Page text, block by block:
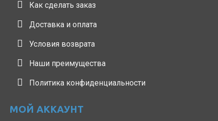
Как сделать заказ
Доставка и оплата
Условия возврата
Наши преимущества
Политика конфиденциальности
МОЙ АККАУНТ